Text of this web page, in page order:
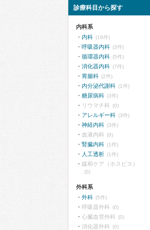
診療科目から探す
内科系
内科 (16件)
呼吸器内科 (3件)
循環器内科 (5件)
消化器内科 (7件)
胃腸科 (2件)
内分泌代謝科 (1件)
糖尿病科 (3件)
リウマチ科 (0)
アレルギー科 (3件)
神経内科 (3件)
血液内科 (0)
腎臓内科 (1件)
人工透析 (1件)
緩和ケア（ホスピス）
(0)
外科系
外科 (5件)
呼吸器外科 (0)
心臓血管外科 (0)
消化器外科 (0)